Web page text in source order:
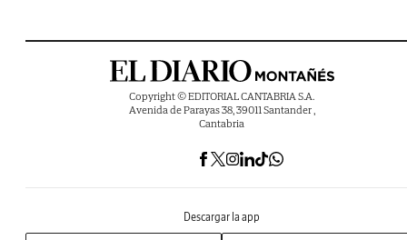
Copyright © EDITORIAL CANTABRIA S.A.
Avenida de Parayas 38, 39011 Santander ,
Cantabria
Descargar la app